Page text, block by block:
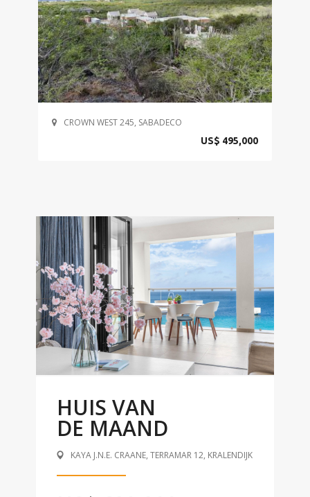
CROWN WEST 245, SABADECO
US$ 495,000
HUIS VAN
DE MAAND
KAYA J.N.E. CRAANE, TERRAMAR 12, KRALENDIJK